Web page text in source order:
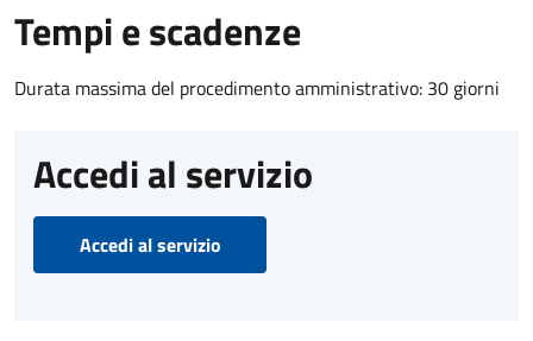
Tempi e scadenze
Durata massima del procedimento amministrativo: 30 giorni
Accedi al servizio
Accedi al servizio